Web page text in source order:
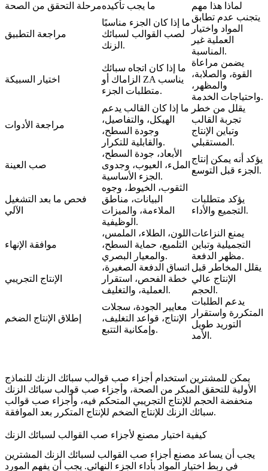
مرحلة التحقق من الصحةما يجب تأكيده لماذا هذا مهم
مراجعة التطبيق
ما إذا كان الجزء مناسبًا
لصب القوالب لسبائك
الزنك.
يتجنب عدم تطابق
المواد واختيار
العملية غير
المناسبة.
اختيار السبيكة
ما إذا كان اتجاه سبائك
الزاماك أو ZA يناسب
متطلبات الجزء.
يضمن مراعاة
القوة، والصلابة،
والمظهر،
واحتياجات الخدمة.
مراجعة الأدوات
ما إذا كان القالب يدعم
الهيكل، والتفاصيل،
وجودة السطح،
والقابلية للتكرار.
يقلل من خطر
تجربة القالب
وتباين الإنتاج
المستقبلي.
صب العينة
الأبعاد، جودة السطح،
الملء، العيوب، وجدوى
الجزء الأساسية.
يؤكد أنه يمكن إنتاج
الجزء قبل التوسع.
فحص ما بعد التشغيل
الآلي
الثقوب، الخيوط، وجوه
البيانات، مناطق
الملاءمة، والميزات
الوظيفية.
يؤكد متطلبات
التجميع والأداء.
موافقة الإنهاء
اللون، الطلاء، الملمس،
التلميع، حماية السطح،
والمعيار البصري.
يمنع النزاعات
التجميلية وتباين
مظهر الدفعة.
الإنتاج التجريبي
اتساق الدفعة الصغيرة،
خطة الفحص، استقرار
العملية، والتغليف.
يقلل المخاطر قبل
الإنتاج عالي
الحجم.
إطلاق الإنتاج الضخم
معايير الجودة، سجلات
الإنتاج، قواعد التغليف،
وإمكانية التتبع.
يدعم الطلبات
المتكررة واستقرار
التوريد طويل
الأمد.
يمكن للمشترين استخدام أجزاء صب قوالب سبائك الزنك للنماذج
الأولية للتحقق المبكر من الصحة، و أجزاء صب قوالب سبائك الزنك
منخفضة الحجم للإنتاج التجريبي المتحكم فيه، و أجزاء صب قوالب
سبائك الزنك للإنتاج الضخمللإنتاج المتكرر بعد الموافقة.
كيفية اختيار مصنع لأجزاء صب القوالب لسبائك الزنك
يجب أن يساعد مصنع أجزاء صب القوالب لسبائك الزنك المشترين
في ربط اختيار المواد بأداء الجزء النهائي. يجب أن يفهم المورد